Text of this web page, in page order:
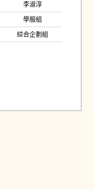
李淑淳
學服組
綜合企劃組